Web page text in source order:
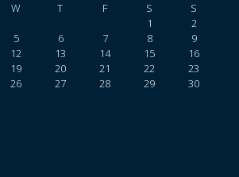
W T F S S
1
2
5 6 7 8
9
12 13 14 15
16
19 20 21 22
23
26 27 28 29
30